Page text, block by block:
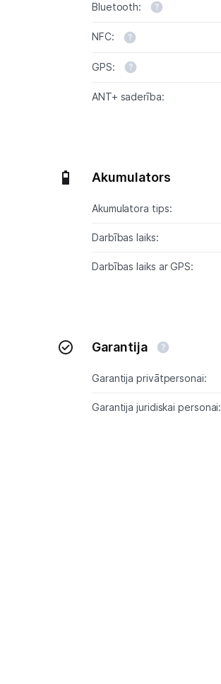
Bluetooth:
NFC:
GPS:
ANT+ saderība:
Akumulators
Akumulatora tips:
Darbības laiks:
Darbības laiks ar GPS:
Garantija
Garantija privātpersonai:
Garantija juridiskai personai: